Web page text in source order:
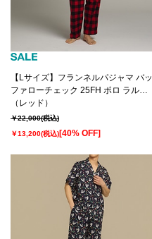
【Lサイズ】フランネルパジャマ バッ
ファローチェック 25FH ポロ ラルフ
ローレン (RM6-C101）
（レッド）
￥22,000(税込)
￥13,200(税込)[40% OFF]